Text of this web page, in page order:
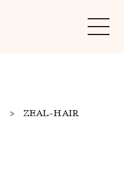
ZEAL-HAIR